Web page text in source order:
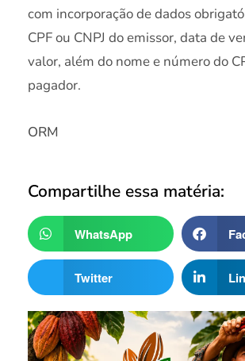
com incorporação de dados
CPF ou CNPJ do emissor, data de
valor, além do nome e número do
pagador.
ORM
Compartilhe essa matéria:
WhatsApp
Twitter